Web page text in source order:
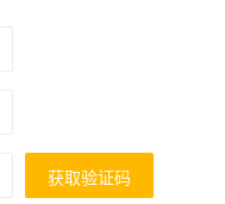
获取验证码